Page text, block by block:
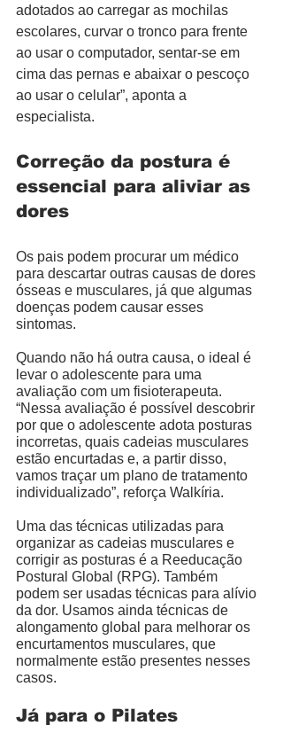
adotados ao carregar as mochilas
escolares, curvar o tronco para frente
ao usar o computador, sentar-se em
cima das pernas e abaixar o pescoço
ao usar o celular”, aponta a
especialista.
Correção da postura é
essencial para aliviar as
dores
Os pais podem procurar um médico
para descartar outras causas de dores
ósseas e musculares, já que algumas
doenças podem causar esses
sintomas.
Quando não há outra causa, o ideal é
levar o adolescente para uma
avaliação com um fisioterapeuta.
“Nessa avaliação é possível descobrir
por que o adolescente adota posturas
incorretas, quais cadeias musculares
estão encurtadas e, a partir disso,
vamos traçar um plano de tratamento
individualizado”, reforça Walkíria.
Uma das técnicas utilizadas para
organizar as cadeias musculares e
corrigir as posturas é a Reeducação
Postural Global (RPG). Também
podem ser usadas técnicas para alívio
da dor. Usamos ainda técnicas de
alongamento global para melhorar os
encurtamentos musculares, que
normalmente estão presentes nesses
casos.
Já para o Pilates